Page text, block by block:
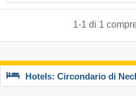
1-1 di 1
Hotels: Circondario di